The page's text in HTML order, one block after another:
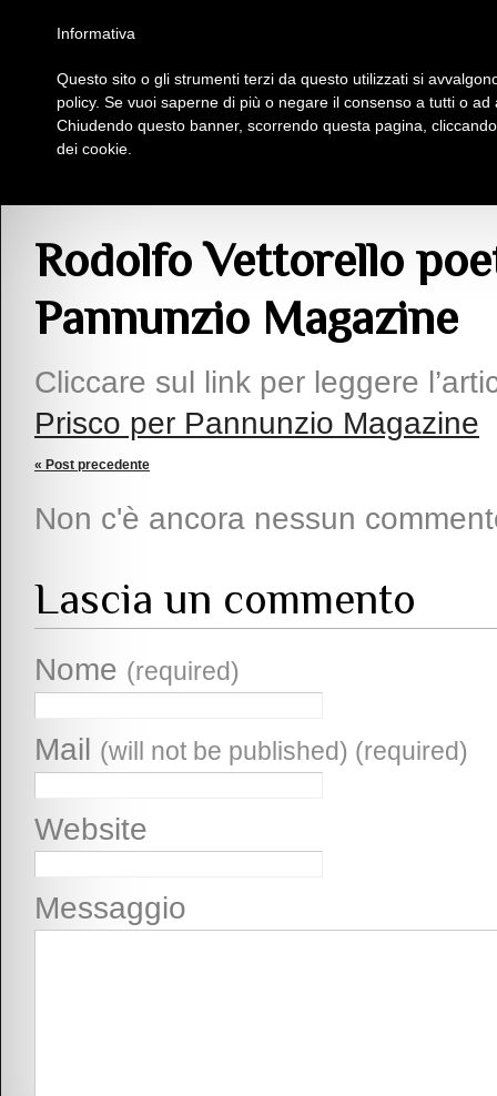
Insieme Per La Cultura
Rodolfo Vettorello
Pannunzio Magazine
Cliccare sul link per leggere
Prisco per Pannunzio Magazine
« Post precedente
Non c'è ancora nessun
Lascia un commento
Nome (required)
Mail (will not be published) (required)
Website
Messaggio
Informativa
Questo sito o gli strumenti terzi da questo utilizzati si
policy. Se vuoi saperne di più o negare il consenso a tutti o
Chiudendo questo banner, scorrendo questa pagina,
dei cookie.